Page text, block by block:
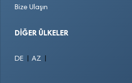
Bize Ulaşın
DIĞER ÜLKELER
DE AZ